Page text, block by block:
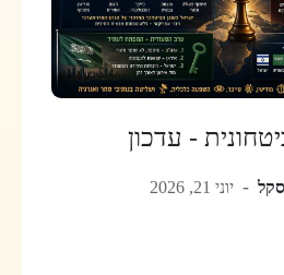
- עדכון
יוני 21, 2026